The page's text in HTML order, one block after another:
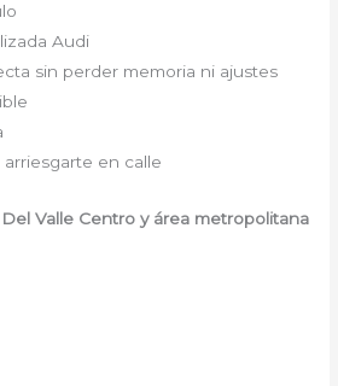
Audi
sin perder memoria ni ajustes
en calle
Valle Centro y área metropolitana